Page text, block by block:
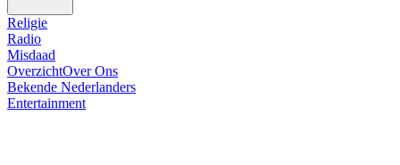
Religie
Radio
Misdaad
OverzichtOver Ons
Bekende Nederlanders
Entertainment